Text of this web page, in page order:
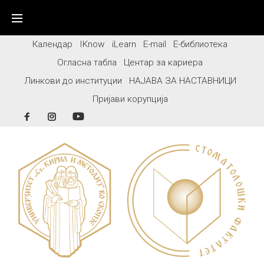
contentКалендар IKnow iLearn E-mail
Е-библиотека
Огласна табла
Центар за кариера
Линкови до институции
НАЈАВА ЗА НАСТАВНИЦИ
Пријави корупција
FacebookInstagram